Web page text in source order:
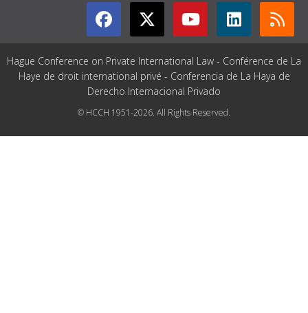
Hague Conference on Private International Law - Conférence de La
Haye de droit international privé - Conferencia de La Haya de
Derecho Internacional Privado
© HCCH 1951-2026. All Rights Reserved.